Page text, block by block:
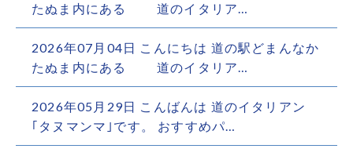
たぬま内にある 道のイタリア…
2026年07月04日 こんにちは 道の駅どまんなか
たぬま内にある 道のイタリア…
2026年05月29日 こんばんは 道のイタリアン
｢タヌマンマ｣です。 おすすめパ…